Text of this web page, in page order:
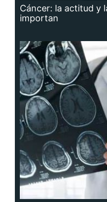
Cáncer: la actitud y
importan